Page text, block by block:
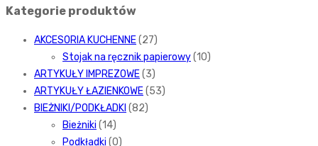
Kategorie produktów
AKCESORIA KUCHENNE(27)
Stojak na ręcznik papierowy(10)
ARTYKUŁY IMPREZOWE(3)
ARTYKUŁY ŁAZIENKOWE(53)
BIEŻNIKI/PODKŁADKI (82)
Bieżniki (14)
Podkładki (0)